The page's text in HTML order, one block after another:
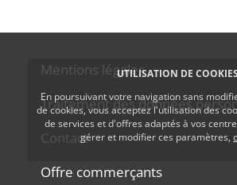
UTILISATION DE COOKIES
En poursuivant votre navigation sans
de cookies, vous acceptez l'utilisation des
de services et d'offres adaptés à vos
gérer et modifier ces paramètres,
Mentions légales
Traitement des données
Contact
Offre commerçants